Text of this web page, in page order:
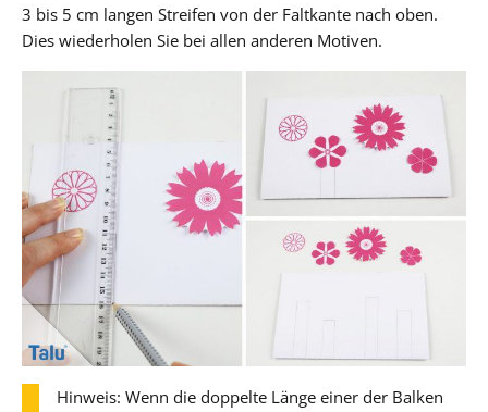
3 bis 5 cm langen Streifen von der Faltkante nach oben.
Dies wiederholen Sie bei allen anderen Motiven.
Hinweis: Wenn die doppelte Länge einer der Balken